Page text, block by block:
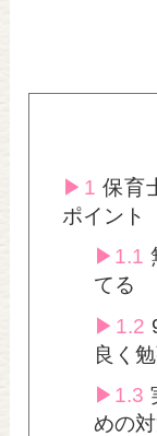
1 保育
ポイント
1.1
てる
1.2
良く
1.3
めの